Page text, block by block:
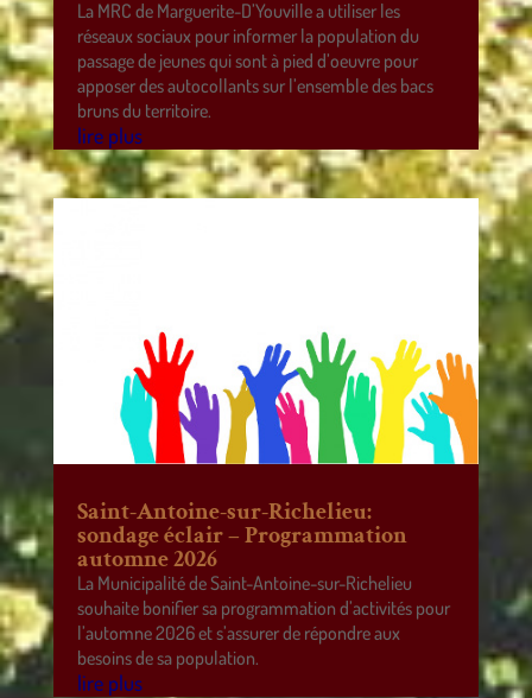
La MRC de Marguerite-D’Youville a utiliser les
réseaux sociaux pour informer la population du
passage de jeunes qui sont à pied d’oeuvre pour
apposer des autocollants sur l’ensemble des bacs
bruns du territoire.
lire plus
Saint-Antoine-sur-Richelieu:
sondage éclair – Programmation
automne 2026
La Municipalité de Saint-Antoine-sur-Richelieu
souhaite bonifier sa programmation d’activités pour
l’automne 2026 et s’assurer de répondre aux
besoins de sa population.
lire plus